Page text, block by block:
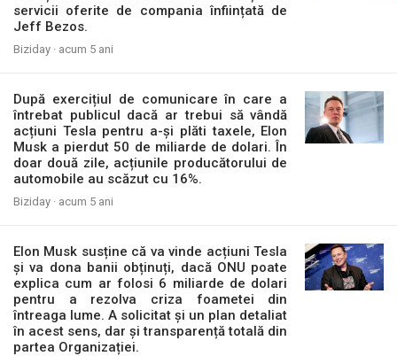
servicii oferite de compania înființată de
Jeff Bezos.
Biziday · acum 5 ani
După exercițiul de comunicare în care a
întrebat publicul dacă ar trebui să vândă
acțiuni Tesla pentru a-și plăti taxele, Elon
Musk a pierdut 50 de miliarde de dolari. În
doar două zile, acțiunile producătorului de
automobile au scăzut cu 16%.
Biziday · acum 5 ani
Elon Musk susține că va vinde acțiuni Tesla
și va dona banii obținuți, dacă ONU poate
explica cum ar folosi 6 miliarde de dolari
pentru a rezolva criza foametei din
întreaga lume. A solicitat și un plan detaliat
în acest sens, dar și transparență totală din
partea Organizației.